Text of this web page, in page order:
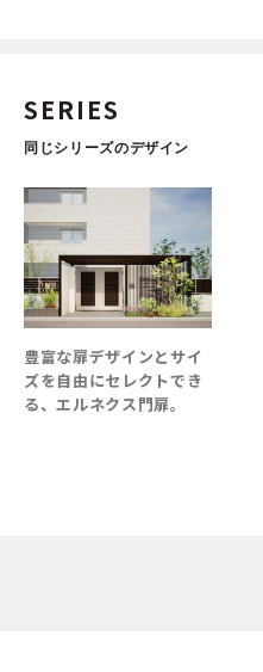
SERIES
同じシリーズのデザイン
富な扉デザインとサイ
を自由にセレクトでき
、エルネクス門扉。